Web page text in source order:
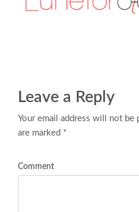
Leave a Reply
Your email address will not be
are marked *
Comment